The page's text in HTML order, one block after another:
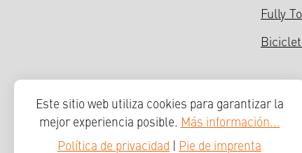
Fully
Este sitio web utiliza cookies para garantizar la
mejor experiencia posible. Más información...
Política de privacidad
Pie de imprenta